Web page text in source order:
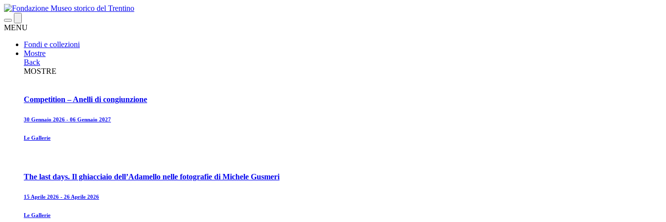
MENU
Fondi e collezioni
Mostre
Back
MOSTRE
Competition – Anelli di congiunzione
30 Gennaio 2026 - 06 Gennaio 2027
Le Gallerie
The last days. Il ghiacciaio dell’Adamello nelle fotografie di Michele Gusmeri
15 Aprile 2026 - 26 Aprile 2026
Le Gallerie